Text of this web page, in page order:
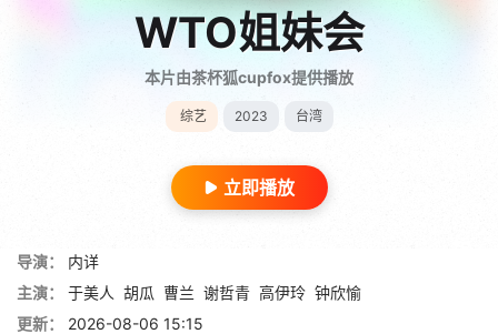
WTO姐妹会
本片由茶杯狐cupfox提供播放
综艺 2023 台湾
立即播放
导演：
内详
主演：
于美人 胡瓜 曹兰 谢哲青 高伊玲 钟欣愉
更新：
2026-08-06 15:15